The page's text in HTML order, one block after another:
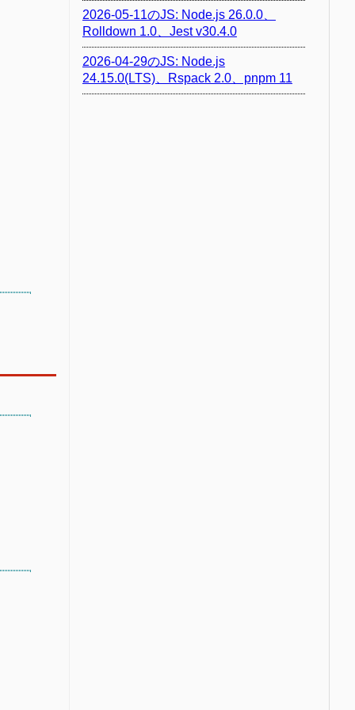
2026-05-11のJS: Node.js 26.0.0、
Rolldown 1.0、Jest v30.4.0
2026-04-29のJS: Node.js
24.15.0(LTS)、Rspack 2.0、pnpm 11